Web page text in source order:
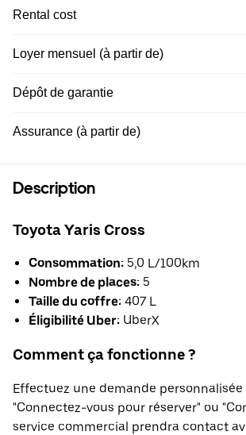
Rental cost
Loyer mensuel (à partir de)
Dépôt de garantie
Assurance (à partir de)
Description
Toyota Yaris Cross
Consommation: 5,0 L/100km
Nombre de places: 5
Taille du coffre: 407 L
Éligibilité Uber: UberX
Comment ça fonctionne ?
Effectuez une demande
"Connectez-vous pour réserver" ou
service commercial prendra contact